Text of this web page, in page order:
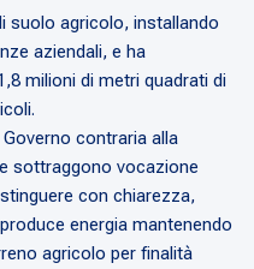
suolo agricolo, installando
aziendali, e ha
milioni di metri quadrati di
contraria alla
sottraggono vocazione
con chiarezza,
energia mantenendo
agricolo per finalità